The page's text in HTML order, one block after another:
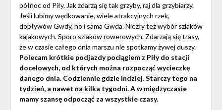
północ od Piły. Jak zdarzą się tak grzyby, raj dla grzybiarzy.
Jeśli lubimy wędkowanie, wiele atrakcyjnych rzek,
dopływów Gwdy, no i sama Gwda. Niezły też wybór szlaków
kajakowych. Sporo szlaków rowerowych. Zdarzają się trasy,
że w czasie całego dnia marszu nie spotkamy żywej duszy.
Polecam krótkie podjazdy pociągiem z Piły do stacji
docelowych, od których można rozpocząć wycieczkę
danego dnia. Codziennie gdzie indziej. Starczy tego na
tydzień, a nawet na kilka tygodni. A w międzyczasie
mamy szansę odpocząć za wszystkie czasy.